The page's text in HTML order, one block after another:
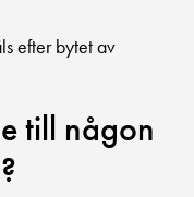
efter bytet av
till någon